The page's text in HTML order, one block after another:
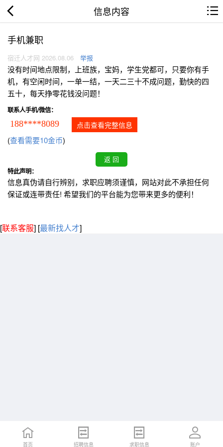
信息内容
手机兼职
宿迁人才网 2026.08.06 举报
没有时间地点限制，上班族，宝妈，学生党都可，只要你有手
机，有空闲时间，一单一结，一天二三十不成问题，勤快的四
五十，每天挣零花钱没问题！
联系人手机/微信：
188****8089 点击查看完整信息
(查看需要10金币)
特此声明：
信息真伪请自行辨别，求职应聘须谨慎，网站对此不承担任何
保证或连带责任! 希望我们的平台能为您带来更多的便利！
[联系客服] [最新找人才]
首页 招聘信息 求职信息 账户